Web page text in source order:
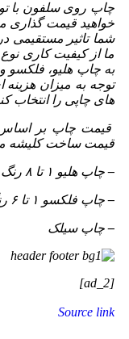
چاپ روی سلفون با
خواهید قیمت گذاری
شما تاثیر مستقیمی
ما از کیفیت کاری
به چاپ هلیو، فلکسو
توجه به میزان
های چاپی را انتخاب
قیمت چاپ بر اساس
قیمت ساخت کلیشه
–چاپ هلیو ۱ تا ۸ رنگ FULL HD
–چاپ فلکسو ۱ تا ۶ رنگ FULL HD
–چاپ سیلک
[ad_2]
Source link